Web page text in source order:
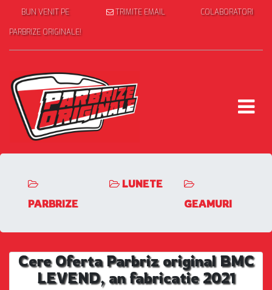
BUN VENIT PE
PARBRIZE ORIGINALE!
TRIMITE EMAIL COLABORATORI
PARBRIZE
LUNETE
GEAMURI
Cere Oferta Parbriz original BMC
LEVEND, an fabricatie 2021